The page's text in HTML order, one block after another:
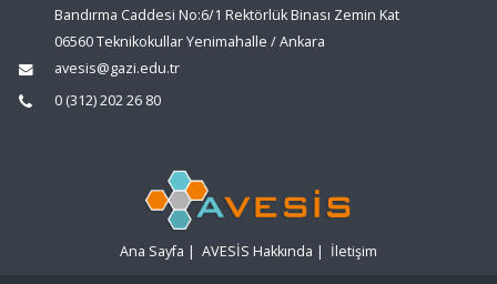
Bandırma Caddesi No:6/1 Rektörlük Binası Zemin Kat
06560 Teknikokullar Yenimahalle / Ankara
avesis@gazi.edu.tr
0 (312) 202 26 80
Ana Sayfa | AVESİS Hakkında | İletişim